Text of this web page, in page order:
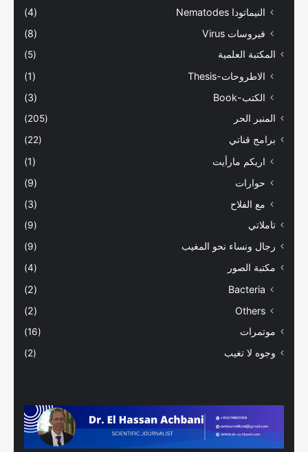
النيماتودا Nematodes
(4)
فيروسات Virus
(8)
المكتبة العلمية (5)
الاطروحات-Thesis
(1)
الكتب-Book
(3)
المنبر الحر
(205)
برامج قناتي
(22)
اريكم مارأيت
(1)
حوارات
(9)
مع الفلاح
(3)
تاملاتي
(9)
رجال ونساء نحو المغيب
(9)
مكتبة الصور
(4)
Bacteria
(2)
Others
(2)
موتمرات
(16)
وجوه لا تغيب
(2)